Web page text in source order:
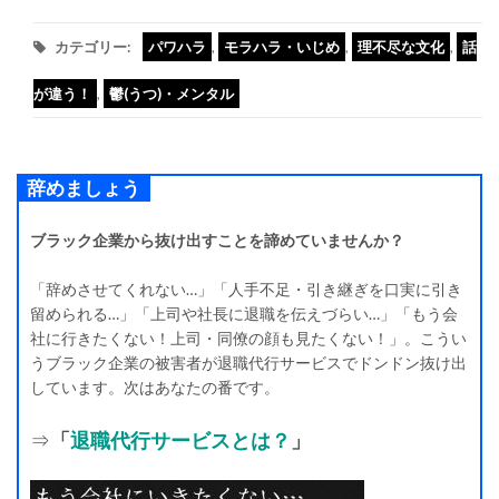
カテゴリー: パワハラ , モラハラ・いじめ , 理不尽な文化 , 話
が違う！ , 鬱(うつ)・メンタル
辞めましょう
ブラック企業から抜け出すことを諦めていませんか？
「辞めさせてくれない…」「人手不足・引き継ぎを口実に引き
留められる…」「上司や社長に退職を伝えづらい…」「もう会
社に行きたくない！上司・同僚の顔も見たくない！」。こうい
うブラック企業の被害者が退職代行サービスでドンドン抜け出
しています。次はあなたの番です。
⇒ 「退職代行サービスとは？ 」